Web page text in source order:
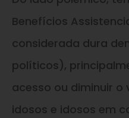
Benefícios
considerada dura
políticos),
acesso ou diminuir
idosos e idosos em